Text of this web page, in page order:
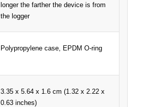
longer the farther the device is from
the logger
Polypropylene case, EPDM O-ring
3.35 x 5.64 x 1.6 cm (1.32 x 2.22 x
0.63 inches)